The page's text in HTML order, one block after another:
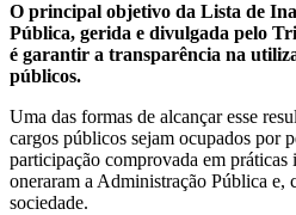
O principal objetivo da Lista de
Pública, gerida e divulgada pelo
é garantir a transparência na
públicos.
Uma das formas de alcançar esse
cargos públicos sejam ocupados por
participação comprovada em práticas
oneraram a Administração Pública e,
sociedade.